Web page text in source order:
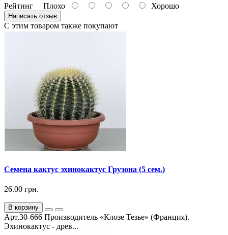
Рейтинг Плохо Хорошо
Написать отзыв
С этим товаром также покупают
Семена кактус эхинокактус Грузона (5 сем.)
26.00 грн.
В корзину
Арт.30-666 Производитель «Клозе Тезье» (Франция).
Эхинокактус - древ...